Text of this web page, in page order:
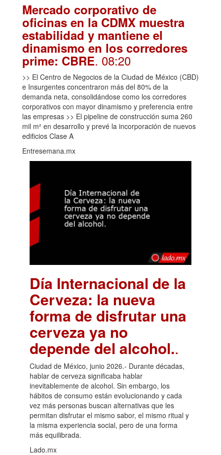
Mercado corporativo de
oficinas en la CDMX muestra
estabilidad y mantiene el
dinamismo en los corredores
prime: CBRE. 08:20
>> El Centro de Negocios de la Ciudad de México (CBD)
e Insurgentes concentraron más del 80% de la
demanda neta, consolidándose como los corredores
corporativos con mayor dinamismo y preferencia entre
las empresas >> El pipeline de construcción suma 260
mil m² en desarrollo y prevé la incorporación de nuevos
edificios Clase A
Entresemana.mx
Día Internacional de la
Cerveza: la nueva
forma de disfrutar una
cerveza ya no
depende del alcohol..
Ciudad de México, junio 2026.- Durante décadas,
hablar de cerveza significaba hablar
inevitablemente de alcohol. Sin embargo, los
hábitos de consumo están evolucionando y cada
vez más personas buscan alternativas que les
permitan disfrutar el mismo sabor, el mismo ritual y
la misma experiencia social, pero de una forma
más equilibrada.
Lado.mx